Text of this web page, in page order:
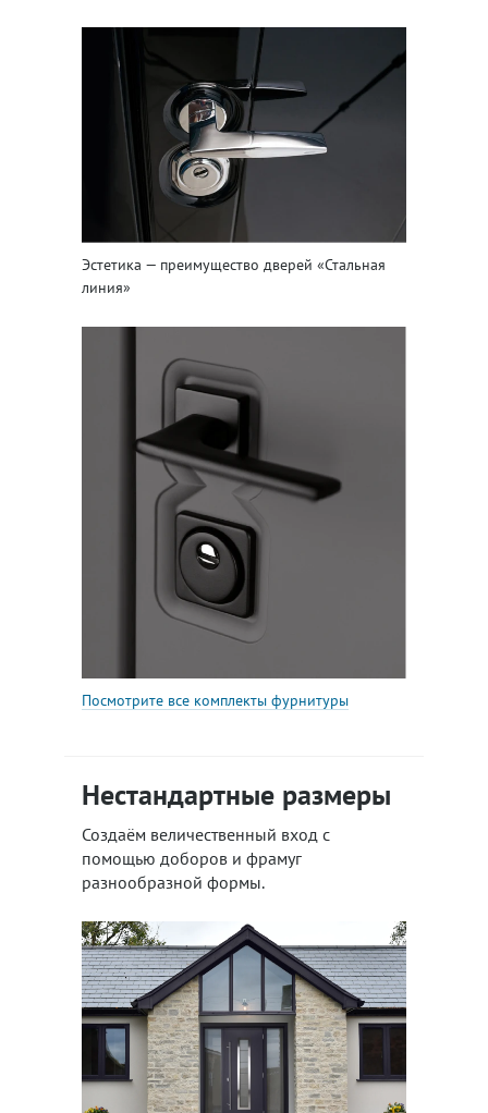
Эстетика — преимущество дверей «Стальная
линия»
Посмотрите все комплекты фурнитуры
Нестандартные размеры
Создаём величественный вход с
помощью доборов и фрамуг
разнообразной формы.